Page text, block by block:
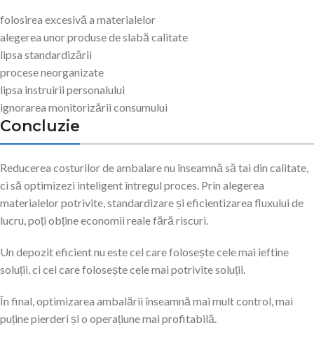
folosirea excesivă a materialelor
alegerea unor produse de slabă calitate
lipsa standardizării
procese neorganizate
lipsa instruirii personalului
ignorarea monitorizării consumului
Concluzie
Reducerea costurilor de ambalare nu înseamnă să tai din calitate,
ci să optimizezi inteligent întregul proces. Prin alegerea
materialelor potrivite, standardizare și eficientizarea fluxului de
lucru, poți obține economii reale fără riscuri.
Un depozit eficient nu este cel care folosește cele mai ieftine
soluții, ci cel care folosește cele mai potrivite soluții.
În final, optimizarea ambalării înseamnă mai mult control, mai
puține pierderi și o operațiune mai profitabilă.